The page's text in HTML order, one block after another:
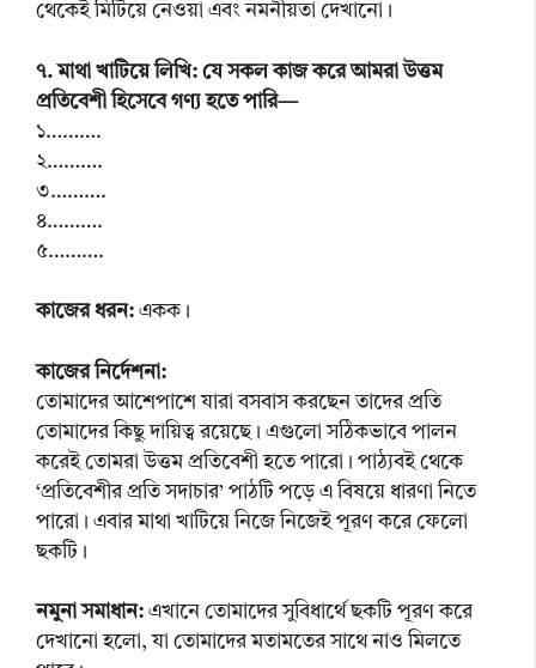
থেকেই মিটিয়ে নেওয়া এবং নমনীয়তা দেখানো।
৭. মাথা খাটিয়ে লিখি: যে সকল কাজ করে আমরা উত্তম
প্রতিবেশী হিসেবে গণ্য হতে পারি—
১……….
২……….
৩……….
৪……….
৫……….
কাজের ধরন: একক।
কাজের নির্দেশনা:
তোমাদের আশেপাশে যারা বসবাস করছেন তাদের প্রতি
তোমাদের কিছু দায়িত্ব রয়েছে। এগুলো সঠিকভাবে পালন
করেই তোমরা উত্তম প্রতিবেশী হতে পারো। পাঠ্যবই থেকে
‘প্রতিবেশীর প্রতি সদাচার’ পাঠটি পড়ে এ বিষয়ে ধারণা নিতে
পারো। এবার মাথা খাটিয়ে নিজে নিজেই পূরণ করে ফেলো
ছকটি।
নমুনা সমাধান: এখানে তোমাদের সুবিধার্থে ছকটি পূরণ করে
দেখানো হলো, যা তোমাদের মতামতের সাথে নাও মিলতে